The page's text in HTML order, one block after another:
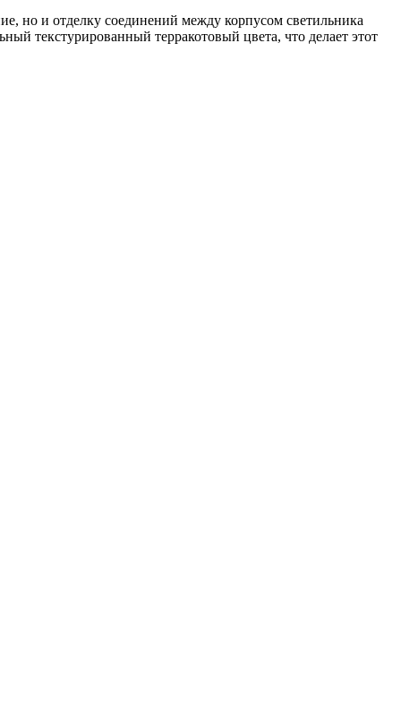
но и отделку соединений между корпусом светильника
текстурированный терракотовый цвета, что делает этот